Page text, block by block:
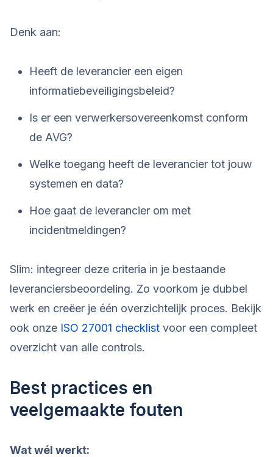
Denk aan:
Heeft de leverancier een eigen
informatiebeveiligingsbeleid?
Is er een verwerkersovereenkomst conform
de AVG?
Welke toegang heeft de leverancier tot jouw
systemen en data?
Hoe gaat de leverancier om met
incidentmeldingen?
Slim: integreer deze criteria in je bestaande
leveranciersbeoordeling. Zo voorkom je dubbel
werk en creëer je één overzichtelijk proces. Bekijk
ook onze ISO 27001 checklist voor een compleet
overzicht van alle controls.
Best practices en
veelgemaakte fouten
Wat wél werkt: